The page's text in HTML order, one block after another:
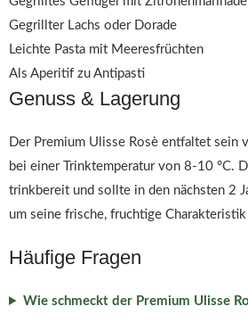
Gegrillter Lachs oder Dorade
Leichte Pasta mit Meeresfrüchten
Als Aperitif zu Antipasti
Genuss & Lagerung
Der Premium Ulisse Rosè entfaltet sein
bei einer Trinktemperatur von 8-10 °C.
trinkbereit und sollte in den nächsten 2
um seine frische, fruchtige
Häufige Fragen
Wie schmeckt der Premium Ulisse